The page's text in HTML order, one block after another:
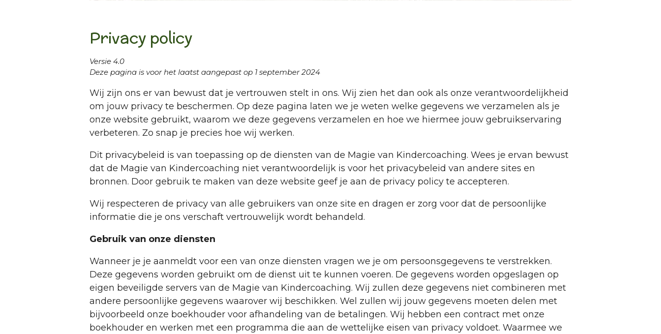
Privacy policy
Versie 4.0
Deze pagina is voor het laatst aangepast op 1 september 2024
Wij zijn ons er van bewust dat je vertrouwen stelt in ons. Wij zien het dan ook als onze verantwoordelijkheid
om jouw privacy te beschermen. Op deze pagina laten we je weten welke gegevens we verzamelen als je
onze website gebruikt, waarom we deze gegevens verzamelen en hoe we hiermee jouw gebruikservaring
verbeteren. Zo snap je precies hoe wij werken.
Dit privacybeleid is van toepassing op de diensten van de Magie van Kindercoaching. Wees je ervan bewust
dat de Magie van Kindercoaching niet verantwoordelijk is voor het privacybeleid van andere sites en
bronnen. Door gebruik te maken van deze website geef je aan de privacy policy te accepteren.
Wij respecteren de privacy van alle gebruikers van onze site en dragen er zorg voor dat de persoonlijke
informatie die je ons verschaft vertrouwelijk wordt behandeld.
Gebruik van onze diensten
Wanneer je je aanmeldt voor een van onze diensten vragen we je om persoonsgegevens te verstrekken.
Deze gegevens worden gebruikt om de dienst uit te kunnen voeren. De gegevens worden opgeslagen op
eigen beveiligde servers van de Magie van Kindercoaching. Wij zullen deze gegevens niet combineren met
andere persoonlijke gegevens waarover wij beschikken. Wel zullen wij jouw gegevens moeten delen met
bijvoorbeeld onze boekhouder voor afhandeling van de betalingen. Wij hebben een contract met onze
boekhouder en werken met een programma die aan de wettelijke eisen van privacy voldoet. Waarmee we